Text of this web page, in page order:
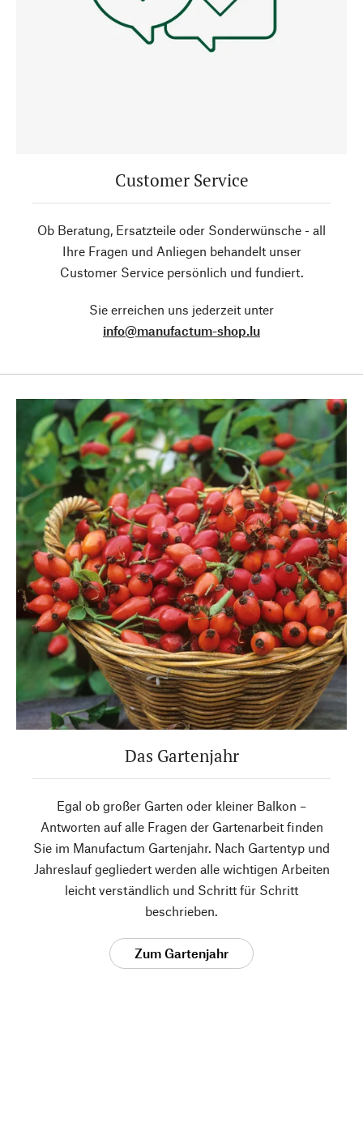
Customer Service
Ob Beratung, Ersatzteile oder Sonderwünsche - all
Ihre Fragen und Anliegen behandelt unser
Customer Service persönlich und fundiert.
Sie erreichen uns jederzeit unter
info@manufactum-shop.lu
Das Gartenjahr
Egal ob großer Garten oder kleiner Balkon –
Antworten auf alle Fragen der Gartenarbeit finden
Sie im Manufactum Gartenjahr. Nach Gartentyp und
Jahreslauf gegliedert werden alle wichtigen Arbeiten
leicht verständlich und Schritt für Schritt
beschrieben.
Zum Gartenjahr